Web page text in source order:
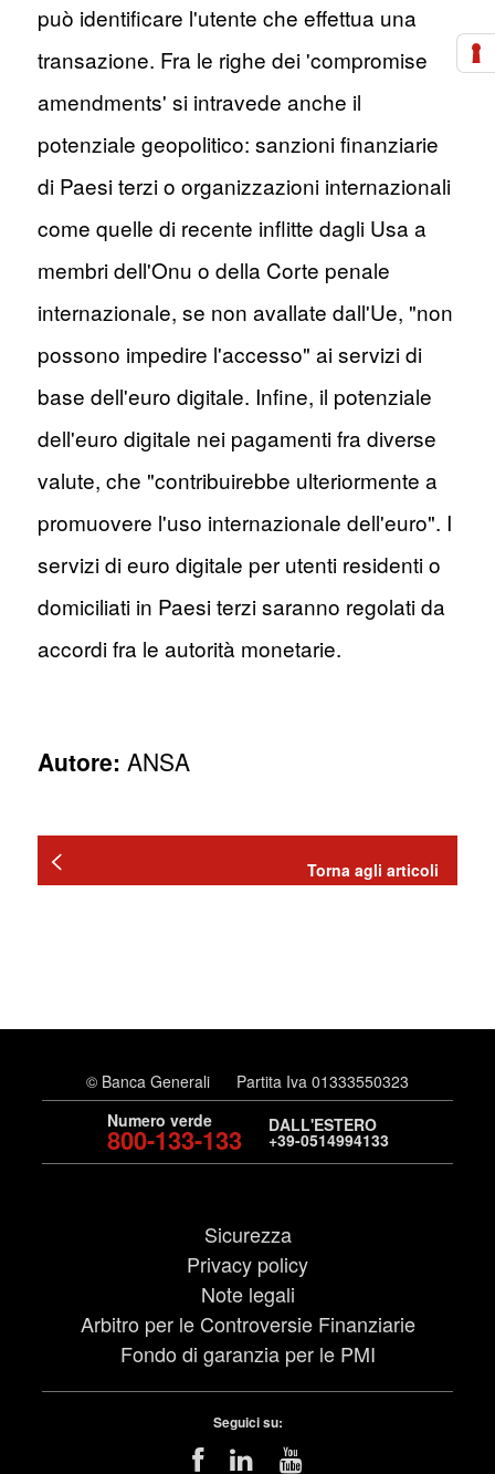
può identificare l'utente che effettua una
transazione. Fra le righe dei 'compromise
amendments' si intravede anche il
potenziale geopolitico: sanzioni finanziarie
di Paesi terzi o organizzazioni internazionali
come quelle di recente inflitte dagli Usa a
membri dell'Onu o della Corte penale
internazionale, se non avallate dall'Ue, "non
possono impedire l'accesso" ai servizi di
base dell'euro digitale. Infine, il potenziale
dell'euro digitale nei pagamenti fra diverse
valute, che "contribuirebbe ulteriormente a
promuovere l'uso internazionale dell'euro". I
servizi di euro digitale per utenti residenti o
domiciliati in Paesi terzi saranno regolati da
accordi fra le autorità monetarie.
Autore: ANSA
Torna agli articoli
© Banca Generali
Partita Iva 01333550323
Numero verde
800-133-133 DALL'ESTERO
+39-0514994133
Sicurezza
Privacy policy
Note legali
Arbitro per le Controversie Finanziarie
Fondo di garanzia per le PMI
Seguici su: